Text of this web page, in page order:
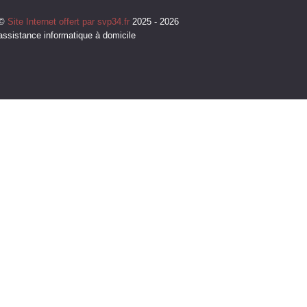
Site Internet offert par svp34.fr2025 - 2026
informatique à domicile